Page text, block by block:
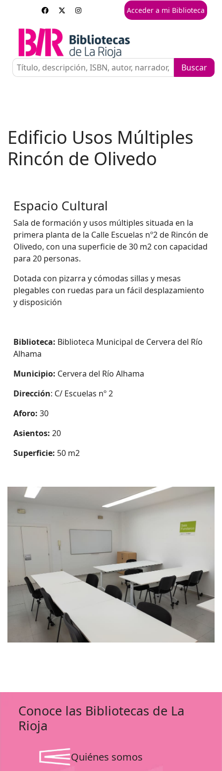
Acceder a mi Biblioteca
Edificio Usos Múltiples
Rincón de Olivedo
Espacio Cultural
Sala de formación y usos múltiples situada en la
primera planta de la Calle Escuelas nº2 de Rincón de
Olivedo, con una superficie de 30 m2 con capacidad
para 20 personas.
Dotada con pizarra y cómodas sillas y mesas
plegables con ruedas para un fácil desplazamiento
y disposición
Biblioteca: Biblioteca Municipal de Cervera del Río
Alhama
Municipio: Cervera del Río Alhama
Dirección: C/ Escuelas nº 2
Aforo: 30
Asientos: 20
Superficie: 50 m2
Conoce las Bibliotecas de La
Rioja
Quiénes somos